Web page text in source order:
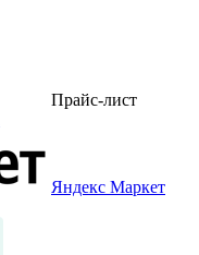
Прайс-лист
Яндекс Маркет